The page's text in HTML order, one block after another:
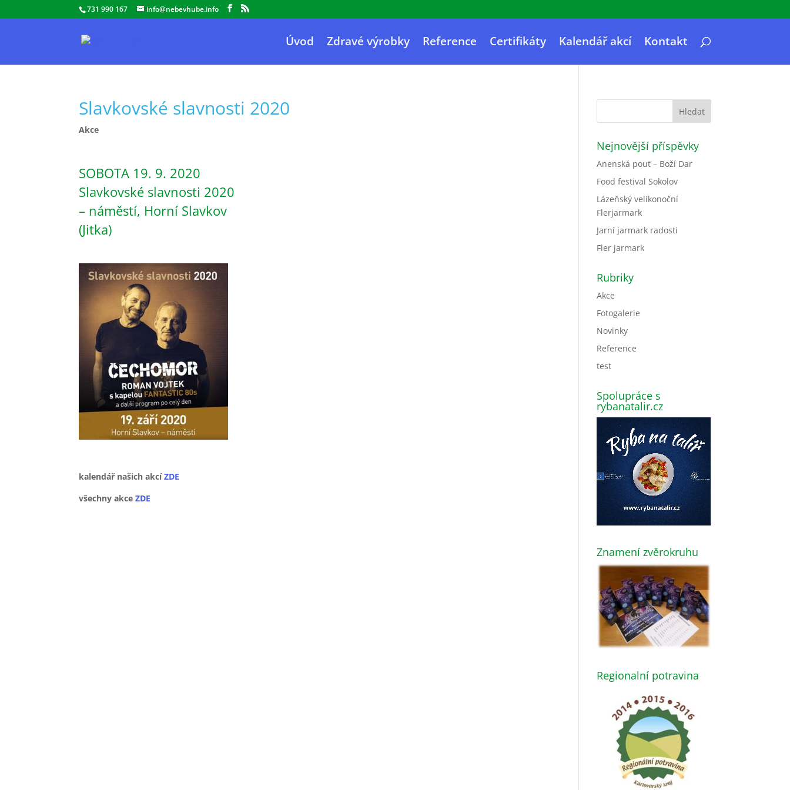
731 990 167 info@nebevhube.info
Úvod Zdravé výrobky Reference Certifikáty Kalendář akcí Kontakt
Slavkovské slavnosti 2020
Akce
SOBOTA 19. 9. 2020
Slavkovské slavnosti 2020
– náměstí, Horní Slavkov
(Jitka)
kalendář našich akcíZDE
všechny akceZDE
Nejnovější příspěvky
Anenská pouť – Boží Dar
Food festival Sokolov
Lázeňský velikonoční
Flerjarmark
Jarní jarmark radosti
Fler jarmark
Rubriky
Akce
Fotogalerie
Novinky
Reference
test
Spolupráce s
rybanatalir.cz
Znamení zvěrokruhu
Regionalní potravina